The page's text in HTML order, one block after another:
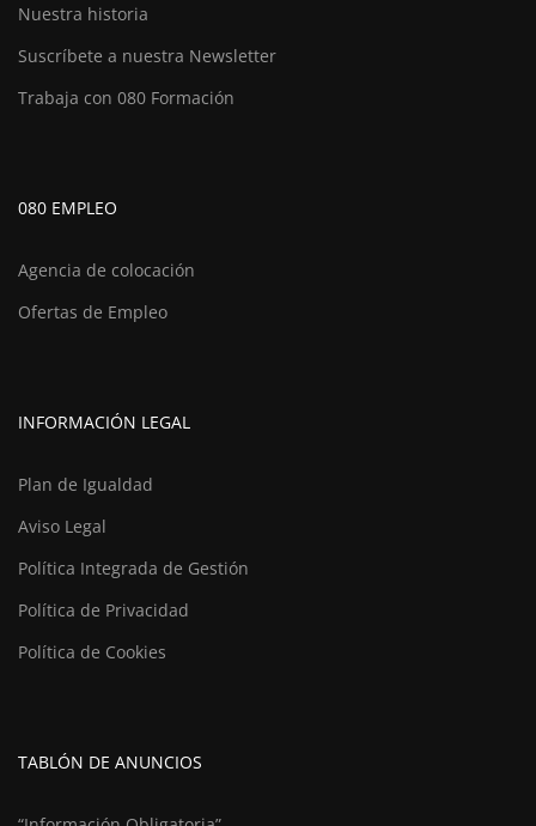
Nuestra historia
Suscríbete a nuestra Newsletter
Trabaja con 080 Formación
080 EMPLEO
Agencia de colocación
Ofertas de Empleo
INFORMACIÓN LEGAL
Plan de Igualdad
Aviso Legal
Política Integrada de Gestión
Política de Privacidad
Política de Cookies
TABLÓN DE ANUNCIOS